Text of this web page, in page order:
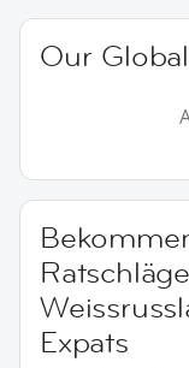
Our
Expats